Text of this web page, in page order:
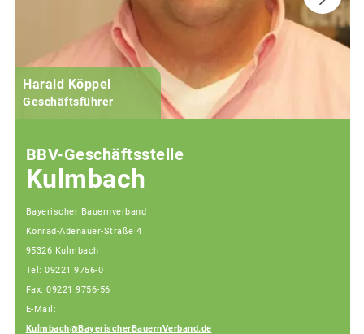
Harald Köppel
Geschäftsführer
BBV-Geschäftsstelle
Kulmbach
Bayerischer Bauernverband
Konrad-Adenauer-Straße 4
95326 Kulmbach
Tel: 09221 9756-0
Fax: 09221 9756-56
E-Mail:
Kulmbach@BayerischerBauernVerband.de